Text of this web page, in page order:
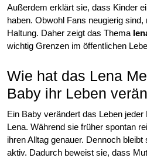
Außerdem erklärt sie, dass Kinder
haben. Obwohl Fans neugierig
Haltung. Daher zeigt das Thema
wichtig Grenzen im öffentlichen
Wie hat das Lena
Baby ihr Leben
Ein Baby verändert das Leben
Lena. Während sie früher spontan
ihren Alltag genauer. Dennoch
aktiv. Dadurch beweist sie, dass